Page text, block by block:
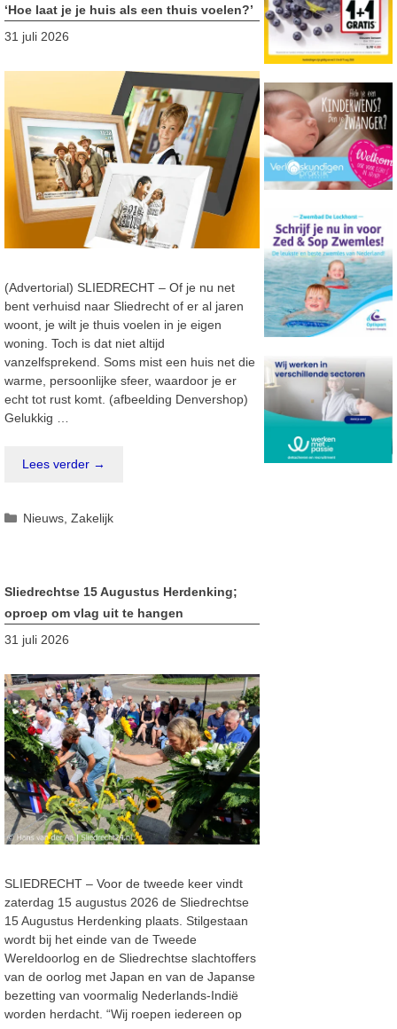
‘Hoe laat je je huis als een thuis voelen?’
31 juli 2026
(Advertorial) SLIEDRECHT – Of je nu net
bent verhuisd naar Sliedrecht of er al jaren
woont, je wilt je thuis voelen in je eigen
woning. Toch is dat niet altijd
vanzelfsprekend. Soms mist een huis net die
warme, persoonlijke sfeer, waardoor je er
echt tot rust komt. (afbeelding Denvershop)
Gelukkig …
Lees verder →
Categorieën
Nieuws ,Zakelijk
Sliedrechtse 15 Augustus Herdenking;
oproep om vlag uit te hangen
31 juli 2026
SLIEDRECHT – Voor de tweede keer vindt
zaterdag 15 augustus 2026 de Sliedrechtse
15 Augustus Herdenking plaats. Stilgestaan
wordt bij het einde van de Tweede
Wereldoorlog en de Sliedrechtse slachtoffers
van de oorlog met Japan en van de Japanse
bezetting van voormalig Nederlands-Indië
worden herdacht. “Wij roepen iedereen op